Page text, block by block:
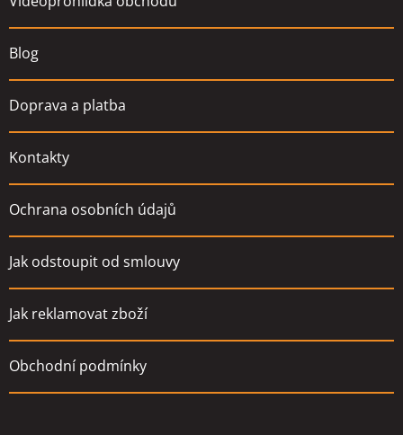
Blog
Doprava a platba
Kontakty
Ochrana osobních údajů
Jak odstoupit od smlouvy
Jak reklamovat zboží
Obchodní podmínky